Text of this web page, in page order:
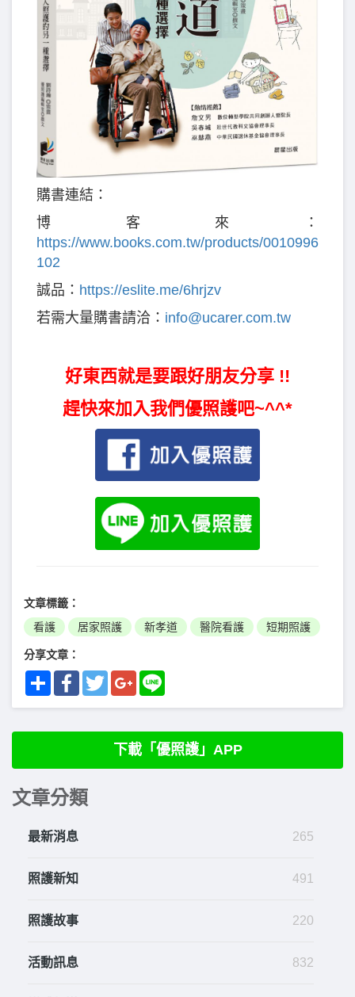
購書連結：
博客來：
https://www.books.com.tw/products/0010996
102
誠品： https://eslite.me/6hrjzv
若需大量購書請洽： info@ucarer.com.tw
好東西就是要跟好朋友分享 !!
趕快來加入我們優照護吧~^^*
文章標籤：
看護
居家照護 新孝道 醫院看護 短期照護
分享文章：
Share FacebookTwitterGoogle+
下載「優照護」APP
文章分類
最新消息 265
照護新知 491
照護故事 220
活動訊息 832